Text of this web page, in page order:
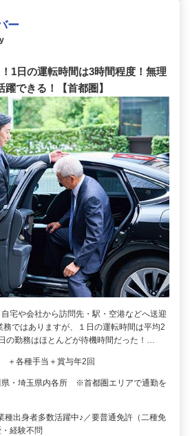
ー
1日の運転時間は3時間程度！無理
できる！【首都圏】
宅や会社から訪問先・駅・空港などへ送迎
務ではありますが、１日の運転時間は平均2
の勤務はほとんどが待機時間だった！…
＋各種手当＋賞与年2回
県・埼玉県内各所 ※首都圏エリアで通勤を
種出身者多数活躍中♪／要普通免許（二種免
経験不問